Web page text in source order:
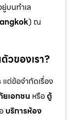
บนทำเล
) ณ
วของเรา?
แต่ข้อจำกัดเรื่อง
เอกชน หรือ ตู้
บริการห้อง